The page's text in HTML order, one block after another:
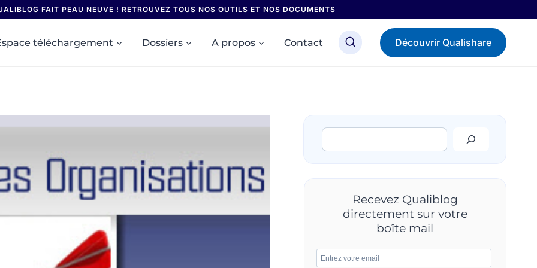
FAIT PEAU NEUVE ! RETROUVEZ TOUS NOS OUTILS ET NOS DOCUMENTS
téléchargement Dossiers A propos Contact Découvrir Qualishare
Rechercher
Recevez Qualiblog
directement sur votre
boîte mail